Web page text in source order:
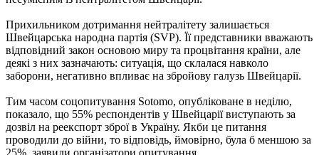
Прихильником дотримання нейтралітету залишається
Швейцарська народна партія (SVP). Її представники вважають
відповідний закон основою миру та процвітання країни, але
деякі з них зазначають: ситуація, що склалася навколо
заборони, негативно впливає на збройову галузь Швейцарії.
Тим часом соцопитування Sotomo, опубліковане в неділю,
показало, що 55% респондентів у Швейцарії виступають за
дозвіл на реекспорт зброї в Україну. Якби це питання
проводили до війни, то відповідь, ймовірно, була б меншою за
25%, заявили організатори опитування.